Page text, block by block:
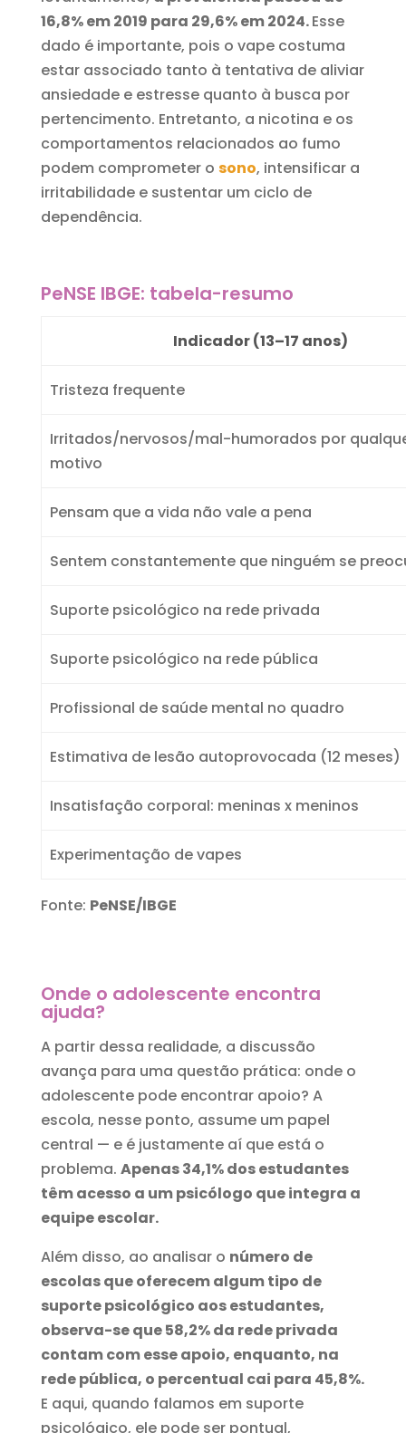
16,8% em 2019 para 29,6% em 2024.Esse
dado é importante, pois o vape costuma
estar associado tanto à tentativa de aliviar
ansiedade e estresse quanto à busca por
pertencimento. Entretanto, a nicotina e os
comportamentos relacionados ao fumo
podem comprometer o sono, intensificar a
irritabilidade e sustentar um ciclo de
dependência.
PeNSE IBGE: tabela-resumo
Indicador (13–17 anos)
Tristeza frequente
Irritados/nervosos/mal-humorados por
motivo
Pensam que a vida não vale a pena
Sentem constantemente que ninguém se
Suporte psicológico na rede privada
Suporte psicológico na rede pública
Profissional de saúde mental no quadro
Estimativa de lesão autoprovocada (12 meses)
Insatisfação corporal: meninas x meninos
Experimentação de vapes
Fonte: PeNSE/IBGE
Onde o adolescente encontra
ajuda?
A partir dessa realidade, a discussão
avança para uma questão prática: onde o
adolescente pode encontrar apoio? A
escola, nesse ponto, assume um papel
central — e é justamente aí que está o
problema. Apenas 34,1% dos estudantes
têm acesso a um psicólogo que integra a
equipe escolar.
Além disso, ao analisar o número de
escolas que oferecem algum tipo de
suporte psicológico aos estudantes,
observa-se que 58,2% da rede privada
contam com esse apoio, enquanto, na
rede pública, o percentual cai para 45,8%.
E aqui, quando falamos em suporte
psicológico, ele pode ser pontual,